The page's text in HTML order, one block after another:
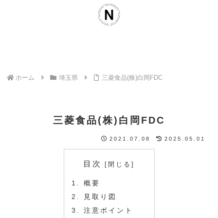
ホーム 埼玉県 三菱食品(株)白岡FDC
三菱食品(株)白岡FDC
2021.07.08 2025.05.01
目次
概要
見取り図
注意ポイント